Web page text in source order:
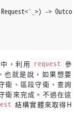
'_ >) ->
，利用 request 參
也就是說，如果想要
衛、區段守衛、查詢
衛來完成。不過在這
結構實體來取得H